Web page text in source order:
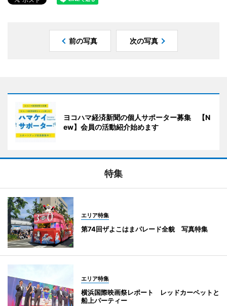
前の写真 次の写真
ヨコハマ経済新聞の個人サポーター募集 【N
ew】会員の活動紹介始めます
特集
エリア特集
第74回ザよこはまパレード全貌 写真特集
エリア特集
横浜国際映画祭レポート レッドカーペットと
船上パーティー